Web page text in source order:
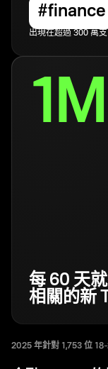
#finance
出現在超過 300 萬
1M
每 60 天
相關的新
2025 年針對 1,753 位